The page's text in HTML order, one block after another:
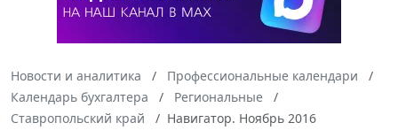
Новости и аналитика
Профессиональные календари
Календарь бухгалтера
Региональные
Ставропольский край
Навигатор. Ноябрь 2016